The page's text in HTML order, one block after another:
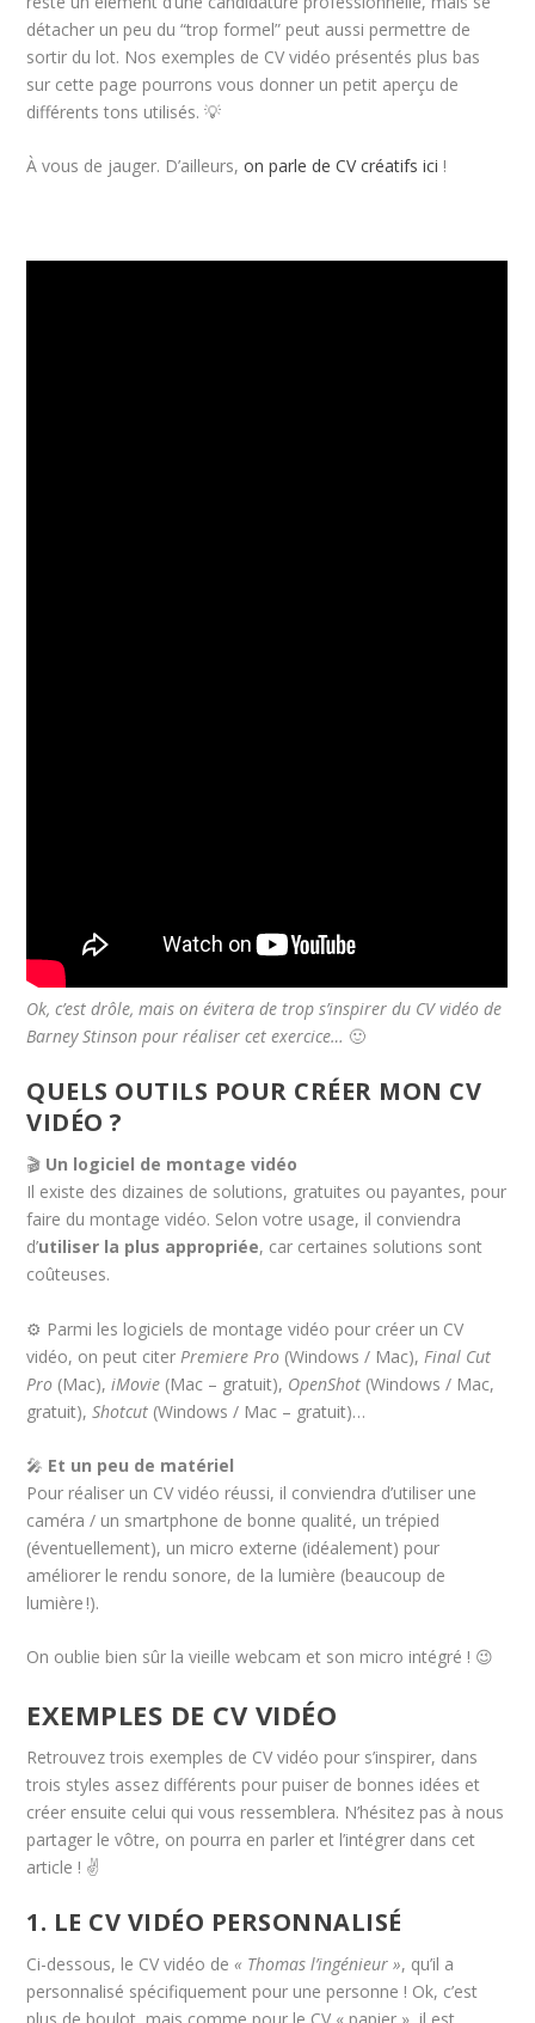
détacher un peu du “trop formel” peut aussi permettre de
sortir du lot. Nos exemples de CV vidéo présentés plus bas
sur cette page pourrons vous donner un petit aperçu de
différents tons utilisés. 💡
À vous de jauger. D’ailleurs,on parle de CV créatifs ici !
Ok, c’est drôle, mais on évitera de trop s’inspirer du CV vidéo de
Barney Stinson pour réaliser cet exercice… 🙂
QUELS OUTILS POUR CRÉER MON CV
VIDÉO ?
🎬 Un logiciel de montage vidéo
Il existe des dizaines de solutions, gratuites ou payantes, pour
faire du montage vidéo. Selon votre usage, il conviendra
d’utiliser la plus appropriée, car certaines solutions sont
coûteuses.
⚙️ Parmi les logiciels de montage vidéo pour créer un CV
vidéo, on peut citer Premiere Pro (Windows / Mac), Final Cut
Pro (Mac),iMovie (Mac – gratuit), OpenShot (Windows / Mac,
gratuit),Shotcut (Windows / Mac – gratuit)…
🎤 Et un peu de matériel
Pour réaliser un CV vidéo réussi, il conviendra d’utiliser une
caméra / un smartphone de bonne qualité, un trépied
(éventuellement), un micro externe (idéalement) pour
améliorer le rendu sonore, de la lumière (beaucoup de
lumière !).
On oublie bien sûr la vieille webcam et son micro intégré ! 😉
EXEMPLES DE CV VIDÉO
Retrouvez trois exemples de CV vidéo pour s’inspirer, dans
trois styles assez différents pour puiser de bonnes idées et
créer ensuite celui qui vous ressemblera. N’hésitez pas à nous
partager le vôtre, on pourra en parler et l’intégrer dans cet
article ! ✌️
1. LE CV VIDÉO PERSONNALISÉ
Ci-dessous, le CV vidéo de« Thomas l’ingénieur », qu’il a
personnalisé spécifiquement pour une personne ! Ok, c’est